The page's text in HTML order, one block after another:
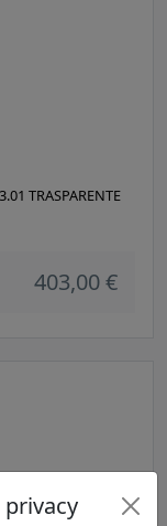
TRASPARENTE
403,00 €
privacy